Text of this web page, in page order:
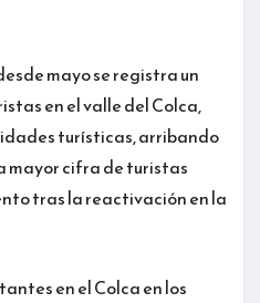
mayo se registra un
en el valle del Colca,
turísticas, arribando
mayor cifra de turistas
tras la reactivación en la
en el Colca en los